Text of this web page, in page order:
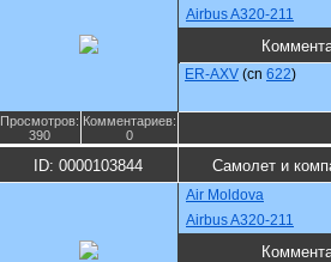
Airbus A320-211
ER-AXV (cn 622)
Просмотров:
390
Комментариев:
0
ID: 0000103844 Самолет и
Air Moldova
Airbus A320-211